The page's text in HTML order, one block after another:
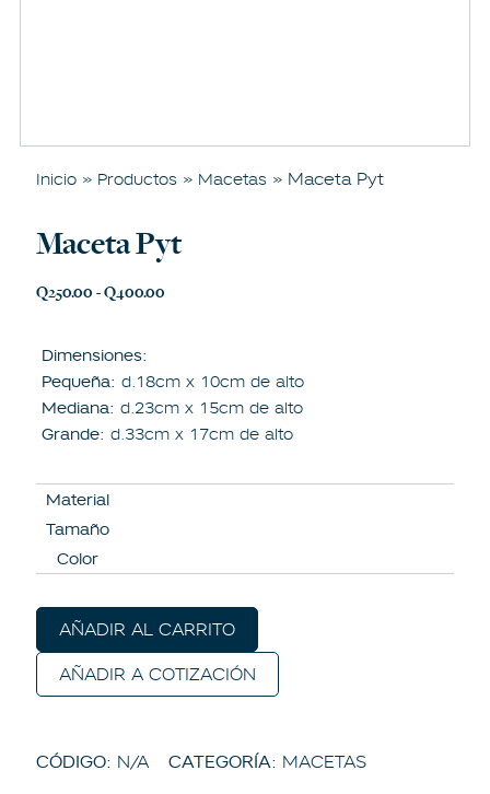
Inicio» Productos» Macetas» Maceta Pyt
Maceta Pyt
Q250.00 -Q400.00
Dimensiones:
Pequeña: d.18cm x 10cm de alto
Mediana: d.23cm x 15cm de alto
Grande: d.33cm x 17cm de alto
Material
Tamaño
Color
AÑADIR AL CARRITO
AÑADIR A COTIZACIÓN
CÓDIGO: N/A CATEGORÍA: MACETAS